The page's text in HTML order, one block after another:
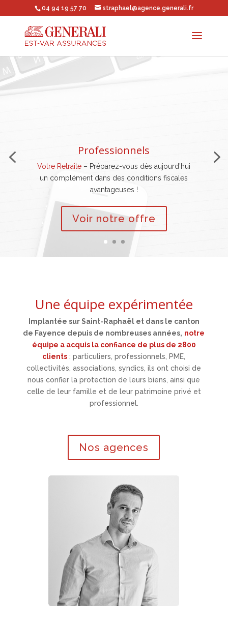
04 94 19 57 70 straphael@agence.generali.fr
Professionnels
Votre Retraite – Préparez-vous dès aujourd’hui
un complément dans des conditions fiscales
avantageuses !
Voir notre offre
Une équipe expérimentée
Implantée sur Saint-Raphaël et dans le canton
de Fayence depuis de nombreuses années, notre
équipe a acquis la confiance de plus de 2800
clients : particuliers, professionnels, PME,
collectivités, associations, syndics, ils ont choisi de
nous confier la protection de leurs biens, ainsi que
celle de leur famille et de leur patrimoine privé et
professionnel.
Nos agences